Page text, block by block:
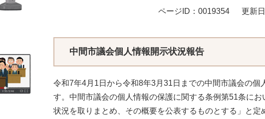
ページID：0019354 更新
中間市議会個人情報開示状況報告
令和7年4月1日から令和8年3月31日までの中間市議会の
す。中間市議会の個人情報の保護に関する条例第51条に
状況を取りまとめ、その概要を公表するものとする」と定